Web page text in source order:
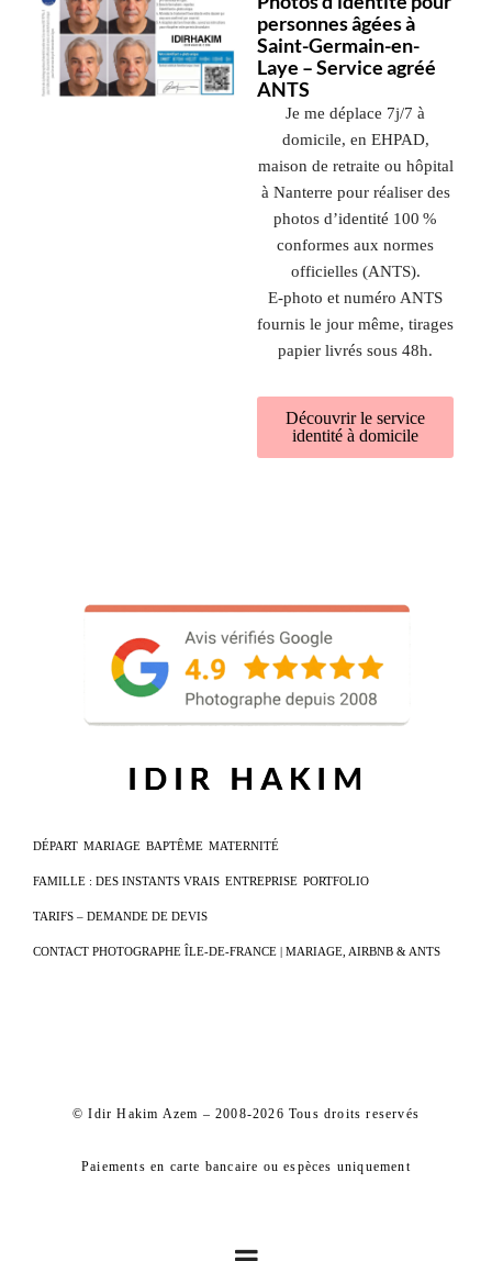
personnes âgées à
Saint-Germain-en-
Laye – Service agréé
ANTS
Je me déplace 7j/7 à
domicile, en EHPAD,
maison de retraite ou hôpital
à Nanterre pour réaliser des
photos d’identité 100 %
conformes aux normes
officielles (ANTS).
E‑photo et numéro ANTS
fournis le jour même, tirages
papier livrés sous 48h.
Découvrir le service
identité à domicile
DÉPART MARIAGE BAPTÊME MATERNITÉ
FAMILLE : DES INSTANTS VRAIS ENTREPRISE PORTFOLIO
TARIFS – DEMANDE DE DEVIS
CONTACT PHOTOGRAPHE ÎLE-DE-FRANCE | MARIAGE, AIRBNB & ANTS
© Idir Hakim Azem – 2008-2026 Tous droits reservés
Paiements en carte bancaire ou espèces uniquement